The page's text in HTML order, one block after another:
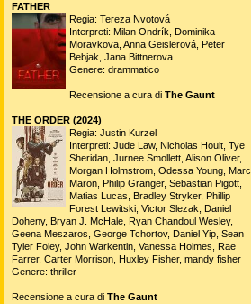
FATHER
Regia: Tereza Nvotová
Interpreti: Milan Ondrík, Dominika
Moravkova, Anna Geislerová, Peter
Bebjak, Jana Bittnerova
Genere: drammatico
Recensione a cura di The Gaunt
THE ORDER (2024)
Regia: Justin Kurzel
Interpreti: Jude Law, Nicholas Hoult, Tye
Sheridan, Jurnee Smollett, Alison Oliver,
Morgan Holmstrom, Odessa Young, Marc
Maron, Philip Granger, Sebastian Pigott,
Matias Lucas, Bradley Stryker, Phillip
Forest Lewitski, Victor Slezak, Daniel
Doheny, Bryan J. McHale, Ryan Chandoul Wesley,
Geena Meszaros, George Tchortov, Daniel Yip, Sean
Tyler Foley, John Warkentin, Vanessa Holmes, Rae
Farrer, Carter Morrison, Huxley Fisher, mandy fisher
Genere: thriller
Recensione a cura di The Gaunt